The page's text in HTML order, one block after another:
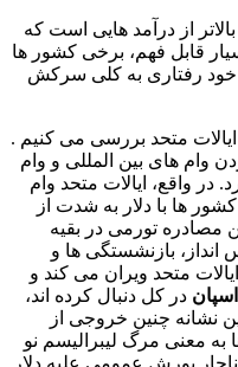
از درآمد هایی است که
قابل فهم، برخی کشور ها
خود رفتاری به کلی سرکش
ایالات متحد بررسی می کنیم .
وام های بین المللی و وام
واقع، ایالات متحد وام
ها با دلار به شدت از
مصادره تورمی در بقیه
بازنشستگی ها و
متحد ویران می کند و
در کل دنبال کرده اند،
نشانه چنین خروجی از
معنی مرگ لیبرالیسم نو